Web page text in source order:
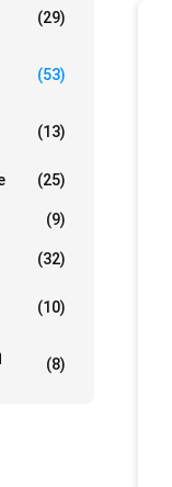
(29)
(53)
(13)
(25)
(9)
(32)
(10)
(8)